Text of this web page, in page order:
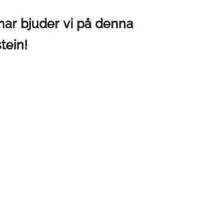
bjuder vi på denna